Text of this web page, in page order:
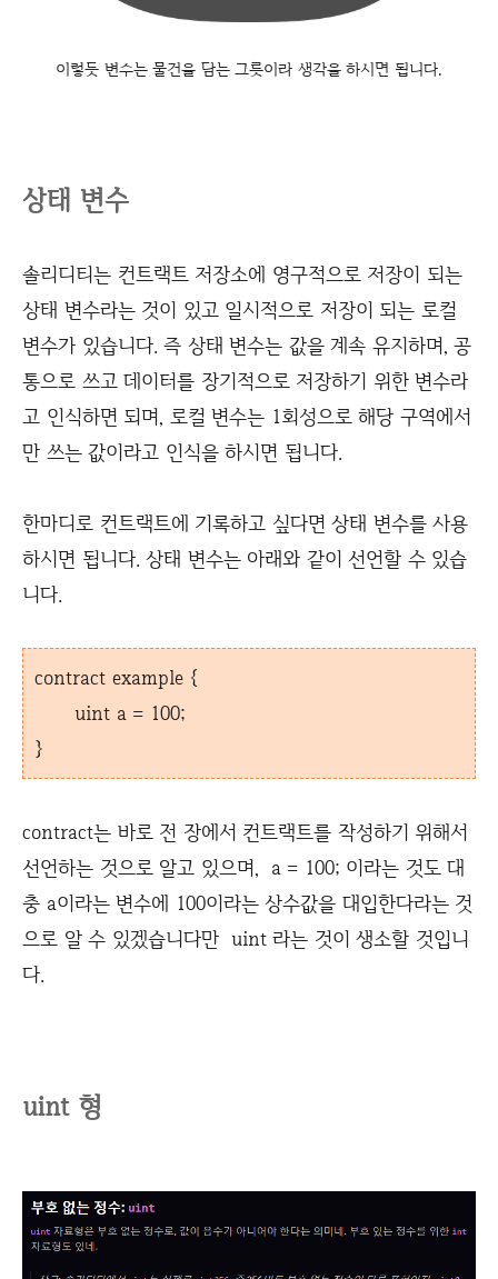
이렇듯 변수는 물건을 담는 그릇이라 생각을 하시면 됩니다.
상태 변수
솔리디티는 컨트랙트 저장소에 영구적으로 저장이 되는
상태 변수라는 것이 있고 일시적으로 저장이 되는 로컬
변수가 있습니다. 즉 상태 변수는 값을 계속 유지하며, 공
통으로 쓰고 데이터를 장기적으로 저장하기 위한 변수라
고 인식하면 되며, 로컬 변수는 1회성으로 해당 구역에서
만 쓰는 값이라고 인식을 하시면 됩니다.
한마디로 컨트랙트에 기록하고 싶다면 상태 변수를 사용
하시면 됩니다. 상태 변수는 아래와 같이 선언할 수 있습
니다.
contract example {
uint a = 100;
}
contract는 바로 전 장에서 컨트랙트를 작성하기 위해서
선언하는 것으로 알고 있으며, a = 100; 이라는 것도 대
충 a이라는 변수에 100이라는 상수값을 대입한다라는 것
으로 알 수 있겠습니다만 uint 라는 것이 생소할 것입니
다.
uint형